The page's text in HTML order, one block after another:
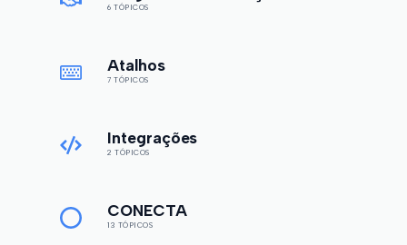
6 TÓPICOS
Atalhos
7 TÓPICOS
Integrações
2 TÓPICOS
CONECTA
13 TÓPICOS